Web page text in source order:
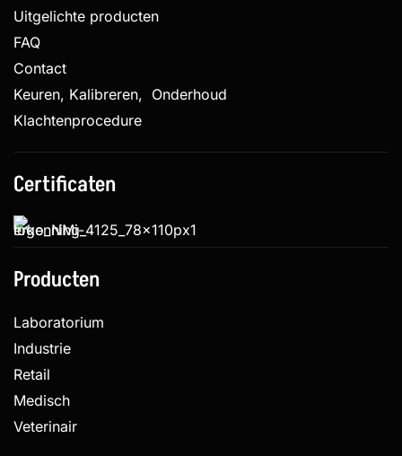
Uitgelichte producten
FAQ
Contact
Keuren, Kalibreren, Onderhoud
Klachtenprocedure
Certificaten
Producten
Laboratorium
Industrie
Retail
Medisch
Veterinair